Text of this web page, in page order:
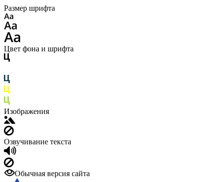
Размер шрифта
Цвет фона и шрифта
Изображения
Озвучивание текста
Обычная версия сайта